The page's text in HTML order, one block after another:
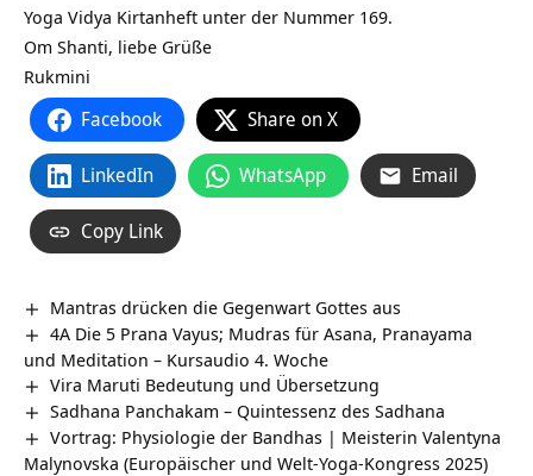
Yoga Vidya Kirtanheft unter der Nummer 169.
Om Shanti, liebe Grüße
Rukmini
Facebook Share on X
LinkedIn WhatsApp Email
Copy Link
Mantras drücken die Gegenwart Gottes aus
4A Die 5 Prana Vayus; Mudras für Asana, Pranayama
und Meditation – Kursaudio 4. Woche
Vira Maruti Bedeutung und Übersetzung
Sadhana Panchakam – Quintessenz des Sadhana
Vortrag: Physiologie der Bandhas | Meisterin Valentyna
Malynovska (Europäischer und Welt-Yoga-Kongress 2025)